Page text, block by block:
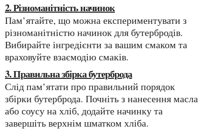
2. Різноманітність начинок
Пам’ятайте, що можна експериментувати з
різноманітністю начинок для бутербродів.
Вибирайте інгредієнти за вашим смаком та
враховуйте взаємодію смаків.
3. Правильна збірка бутерброда
Слід пам’ятати про правильний порядок
збірки бутерброда. Почніть з нанесення масла
або соусу на хліб, додайте начинку та
завершіть верхнім шматком хліба.